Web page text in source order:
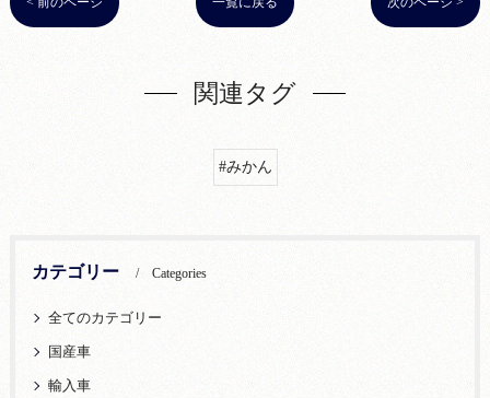
関連タグ
#みかん
カテゴリー Categories
全てのカテゴリー
国産車
輸入車